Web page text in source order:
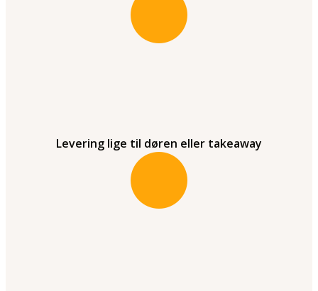
Levering lige til døren eller takeaway